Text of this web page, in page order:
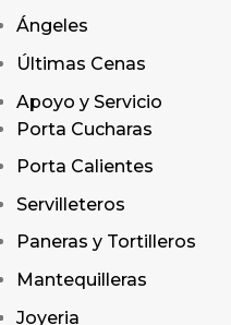
Ángeles
Últimas Cenas
Apoyo y Servicio
Porta Cucharas
Porta Calientes
Servilleteros
Paneras y Tortilleros
Mantequilleras
Joyeria